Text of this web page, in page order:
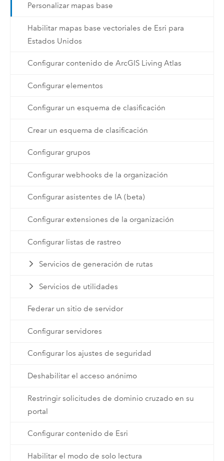
Personalizar mapas base
Habilitar mapas base vectoriales de Esri para
Estados Unidos
Configurar contenido de ArcGIS Living Atlas
Configurar elementos
Configurar un esquema de clasificación
Crear un esquema de clasificación
Configurar grupos
Configurar webhooks de la organización
Configurar asistentes de IA (beta)
Configurar extensiones de la organización
Configurar listas de rastreo
Servicios de generación de rutas
Servicios de utilidades
Federar un sitio de servidor
Configurar servidores
Configurar los ajustes de seguridad
Deshabilitar el acceso anónimo
Restringir solicitudes de dominio cruzado en su
portal
Configurar contenido de Esri
Habilitar el modo de solo lectura